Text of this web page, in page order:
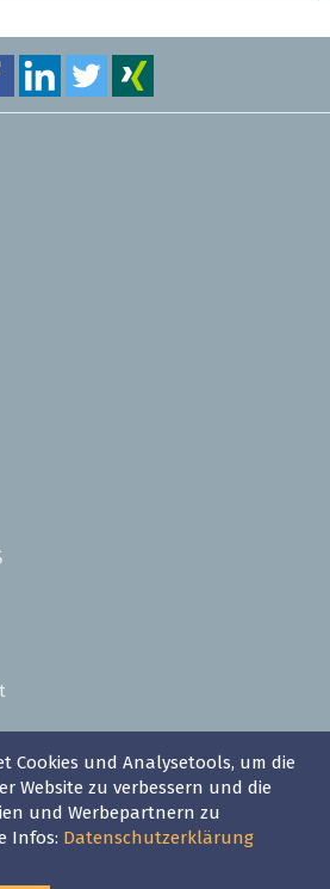
Cookies und Analysetools, um die
Website zu verbessern und die
und Werbepartnern zu
Infos: Datenschutzerklärung